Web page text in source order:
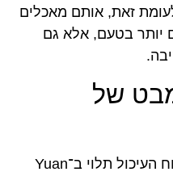
זאת, אותם מאכלים
יותר בטעם, אלא גם
של
ברפואה הסינית המסורתית, כוח העיכול תלוי ב־Yuan